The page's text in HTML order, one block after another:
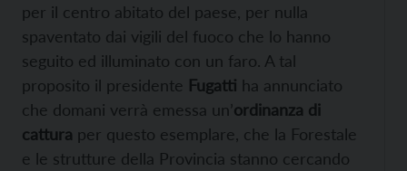
per il centro abitato del paese, per nulla
spaventato dai vigili del fuoco che lo hanno
seguito ed illuminato con un faro. A tal
proposito il presidente Fugatti ha annunciato
che domani verrà emessa un’ordinanza di
cattura per questo esemplare, che la Forestale
e le strutture della Provincia stanno cercando